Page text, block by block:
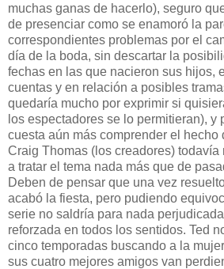
muchas ganas de hacerlo), seguro
de presenciar como se enamoró la
correspondientes problemas por el
día de la boda, sin descartar la
fechas en las que nacieron sus hijos,
cuentas y en relación a posibles
quedaría mucho por exprimir si
los espectadores se lo permitieran), y
cuesta aún más comprender el hecho
Craig Thomas (los creadores) todavía
a tratar el tema nada más que de
Deben de pensar que una vez
acabó la fiesta, pero pudiendo
serie no saldría para nada
reforzada en todos los sentidos. Ted
cinco temporadas buscando a la
sus cuatro mejores amigos van